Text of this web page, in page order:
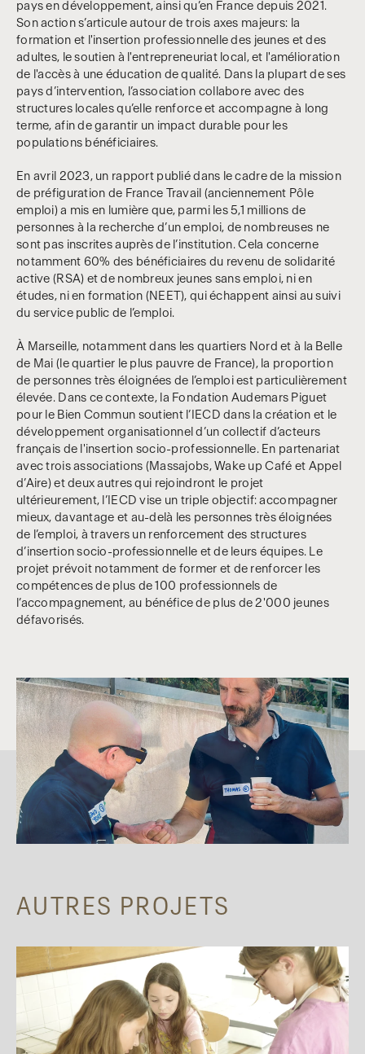
pays en développement, ainsi qu’en France depuis 2021.
Son action s’articule autour de trois axes majeurs: la
formation et l'insertion professionnelle des jeunes et des
adultes, le soutien à l'entrepreneuriat local, et l'amélioration
de l'accès à une éducation de qualité. Dans la plupart de ses
pays d’intervention, l’association collabore avec des
structures locales qu’elle renforce et accompagne à long
terme, afin de garantir un impact durable pour les
populations bénéficiaires.
En avril 2023, un rapport publié dans le cadre de la mission
de préfiguration de France Travail (anciennement Pôle
emploi) a mis en lumière que, parmi les 5,1 millions de
personnes à la recherche d’un emploi, de nombreuses ne
sont pas inscrites auprès de l’institution. Cela concerne
notamment 60% des bénéficiaires du revenu de solidarité
active (RSA) et de nombreux jeunes sans emploi, ni en
études, ni en formation (NEET), qui échappent ainsi au suivi
du service public de l’emploi.
À Marseille, notamment dans les quartiers Nord et à la Belle
de Mai (le quartier le plus pauvre de France), la proportion
de personnes très éloignées de l’emploi est particulièrement
élevée. Dans ce contexte, la Fondation Audemars Piguet
pour le Bien Commun soutient l’IECD dans la création et le
développement organisationnel d’un collectif d’acteurs
français de l'insertion socio-professionnelle. En partenariat
avec trois associations (Massajobs, Wake up Café et Appel
d’Aire) et deux autres qui rejoindront le projet
ultérieurement, l’IECD vise un triple objectif: accompagner
mieux, davantage et au-delà les personnes très éloignées
de l’emploi, à travers un renforcement des structures
d’insertion socio-professionnelle et de leurs équipes. Le
projet prévoit notamment de former et de renforcer les
compétences de plus de 100 professionnels de
l’accompagnement, au bénéfice de plus de 2'000 jeunes
défavorisés.
AUTRES PROJETS